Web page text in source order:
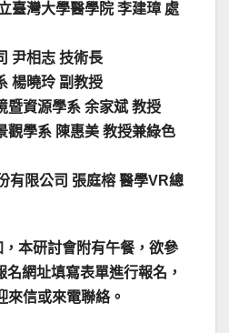
臺灣大學醫學院 李建璋 處
尹相志 技術長
楊曉玲 副教授
暨資源學系 余家斌 教授
觀學系 陳惠美 教授兼綠色
有限公司 張庭榕 醫學VR總
本研討會附有午餐，欲參
網址填寫表單進行報名，
來信或來電聯絡。